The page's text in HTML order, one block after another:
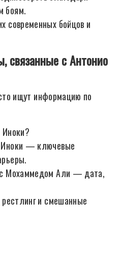
боям.
современных бойцов и
связанные с Антонио
ищут информацию по
Иноки?
Иноки — ключевые
с Мохаммедом Али — дата,
и смешанные